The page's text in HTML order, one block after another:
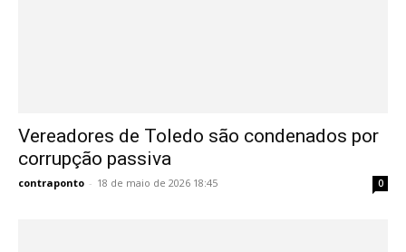
Vereadores de Toledo são condenados por
corrupção passiva
contraponto - 18 de maio de 2026 18:45 0